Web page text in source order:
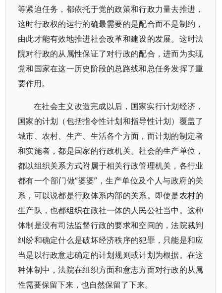
等紧迫任务，都依托于党的政策和行政力量去推进，
这时行政权的运行的确最需要的是配合而不是制约，
由此才能有效地推进社会改革和建设的发展。这时法
院对行政的从属性保证了对行政的配合，进而为实现
党和国家在这一历史阶段的总路线和总任务发挥了重
要作用。
在社会主义改造完成以后，国家实行计划经济，
国家的计划（包括指令性计划和指导性计划）覆盖了
城市、农村、生产、生活各个方面，而计划的制定者
和实施者，都是国家的行政机关。社会的生产单位，
都以组织关系方式附属于相关行政管理机关，各行业
都有一个部门做“婆婆”，生产单位及个人与政府的关
系，可以说都是行政体系内部的关系。即使是农村的
生产队，也都组织在政社一体的人民公社当中。这种
体制是没有司法监督行政的要求和空间的，法院裁判
纠纷和确定什么是破坏经济秩序的犯罪，只能是和应
当是以行政意志确定的计划规则或计划为根据。在这
种体制中，法院在组织方面和意志方面对行政的从属
性需要保留下来，也自然保留了下来。